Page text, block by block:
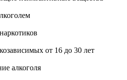
от 16 до 30 лет
алкоголя